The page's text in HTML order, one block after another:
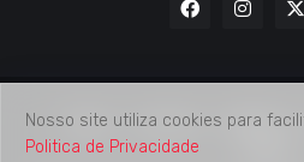
Home Contato Midia Kit
Nosso site utiliza cookies para
Politica de Privacidade